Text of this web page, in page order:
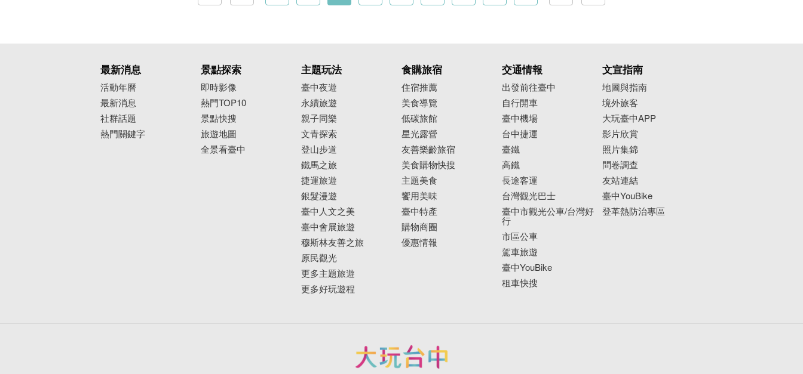
最新消息
活動年曆
最新消息
社群話題
熱門關鍵字
景點探索
即時影像
熱門TOP10
景點快搜
旅遊地圖
全景看臺中
主題玩法
臺中夜遊
永續旅遊
親子同樂
文青探索
登山步道
鐵馬之旅
捷運旅遊
銀髮漫遊
臺中人文之美
臺中會展旅遊
穆斯林友善之旅
原民觀光
更多主題旅遊
更多好玩遊程
食購旅宿
住宿推薦
美食導覽
低碳旅館
星光露營
友善樂齡旅宿
美食購物快搜
主題美食
饗用美味
臺中特產
購物商圈
優惠情報
交通情報
出發前往臺中
自行開車
臺中機場
台中捷運
臺鐵
高鐵
長途客運
台灣觀光巴士
臺中市觀光公車/台灣好
行
市區公車
駕車旅遊
臺中YouBike
租車快搜
文宣指南
地圖與指南
境外旅客
大玩臺中APP
影片欣賞
照片集錦
問卷調查
友站連結
臺中YouBike
登革熱防治專區